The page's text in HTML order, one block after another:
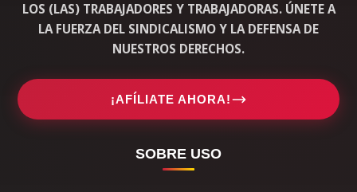
LOS (LAS) TRABAJADORES Y TRABAJADORAS. ÚNETE A
LA FUERZA DEL SINDICALISMO Y LA DEFENSA DE
NUESTROS DERECHOS.
¡AFÍLIATE AHORA!
SOBRE USO